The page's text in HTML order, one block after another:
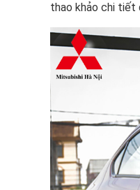
thao khảo chi tiết